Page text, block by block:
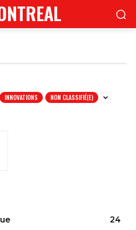
INNOVATIONS NON CLASSIFIÉ(E)
24